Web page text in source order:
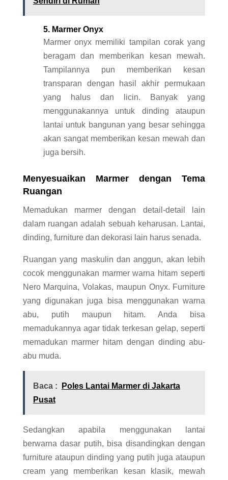
5. Marmer Onyx
Marmer onyx memiliki tampilan corak yang
beragam dan memberikan kesan mewah.
Tampilannya pun memberikan kesan
transparan dengan hasil akhir permukaan
yang halus dan licin. Banyak yang
menggunakannya untuk dinding ataupun
lantai untuk bangunan yang besar sehingga
akan sangat memberikan kesan mewah dan
juga bersih.
Menyesuaikan Marmer dengan Tema
Ruangan
Memadukan marmer dengan detail-detail lain
dalam ruangan adalah sebuah keharusan. Lantai,
dinding, furniture dan dekorasi lain harus senada.
Ruangan yang maskulin dan anggun, akan lebih
cocok menggunakan marmer warna hitam seperti
Nero Marquina, Volakas, maupun Onyx. Furniture
yang digunakan juga bisa menggunakan warna
abu, putih maupun hitam. Anda bisa
memadukannya agar tidak terkesan gelap, seperti
memadukan marmer hitam dengan dinding abu-
abu muda.
Baca :
Poles Lantai Marmer di Jakarta
Pusat
Sedangkan apabila menggunakan lantai
berwarna dasar putih, bisa disandingkan dengan
furniture ataupun dinding yang putih juga ataupun
cream yang memberikan kesan klasik, mewah